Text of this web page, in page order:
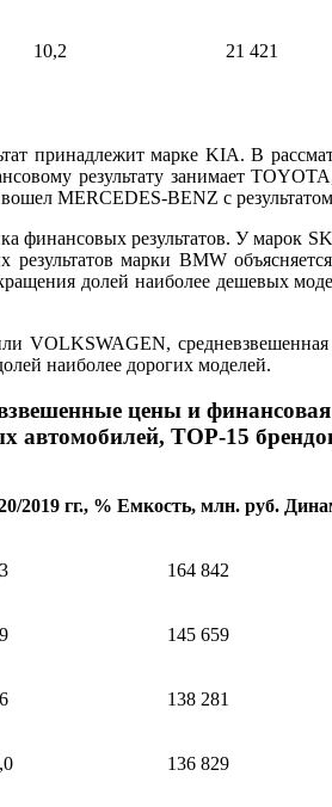
10,2 21 421
принадлежит марке KIA. В
результату занимает
MERCEDES-BENZ с
финансовых результатов. У марок
марки BMW
долей наиболее дешевых
VOLKSWAGEN,
наиболее дорогих моделей.
цены и
автомобилей, ТОР-15
2019 гг., % Емкость, млн. руб.
164 842
145 659
138 281
136 829